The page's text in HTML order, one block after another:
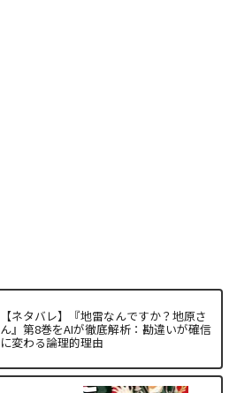
【ネタバレ】『地雷なんですか？地原さ
ん』第8巻をAIが徹底解析：勘違いが確信
に変わる論理的理由